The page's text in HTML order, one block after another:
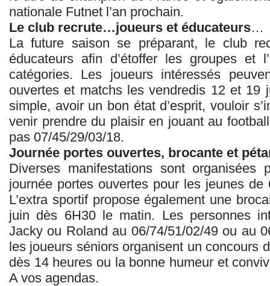
nationale Futnet l’an prochain.
Le club recrute…joueurs et éducateurs…
La future saison se préparant, le club
éducateurs afin d’étoffer les groupes et
catégories. Les joueurs intéressés
ouvertes et matchs les vendredis 12 et 19
simple, avoir un bon état d’esprit, vouloir
venir prendre du plaisir en jouant au
pas 07/45/29/03/18.
Journée portes ouvertes, brocante et
Diverses manifestations sont organisées
journée portes ouvertes pour les jeunes
L’extra sportif propose également une
juin dès 6H30 le matin. Les personnes
Jacky ou Roland au 06/74/51/02/49 ou au
les joueurs séniors organisent un concours
dès 14 heures ou la bonne humeur et
A vos agendas.